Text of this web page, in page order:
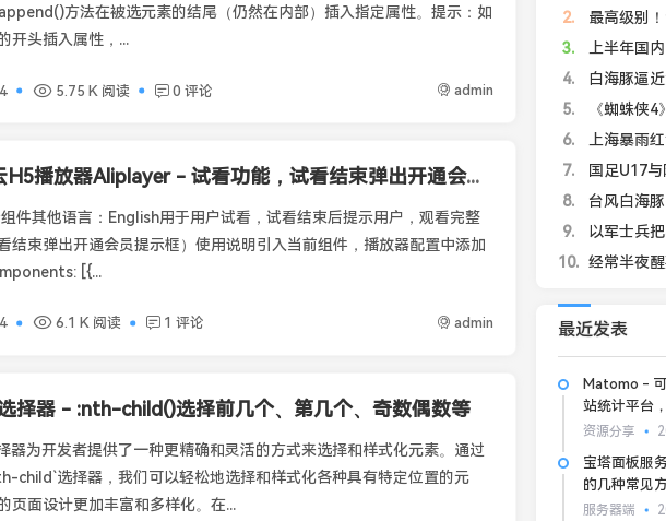
方法在被选元素的结尾（仍然在内部）插入指定属性。提示：如
开头插入属性，...
5.75 K 阅读 0 评论 admin
阿里云H5播放器Aliplayer - 试看功能，试看结束弹出开通会员提示框
件其他语言：English用于用户试看，试看结束后提示用户，观看完整
结束弹出开通会员提示框）使用说明引入当前组件，播放器配置中添加
[{...
6.1 K 阅读 1 评论 admin
择器 - :nth-child()选择前几个、第几个、奇数偶数等
为开发者提供了一种更精确和灵活的方式来选择和样式化元素。通过
child`选择器，我们可以轻松地选择和样式化各种具有特定位置的元
页面设计更加丰富和多样化。在...
2
最高级别
3
上半年国
4
白海豚逼
5
6
上海暴雨
7
8
台风白海
9
以军士兵
10
经常半夜
最近发表
Matomo -
站统计平台
隐私
资源分享
宝塔面板服
的几种常见
服务器端